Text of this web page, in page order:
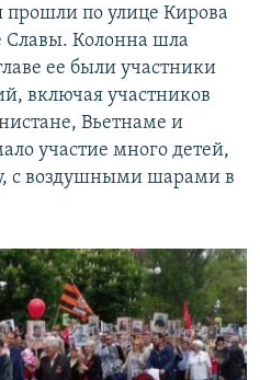
по улице Кирова
Славы. Колонна шла
ее были участники
включая участников
Вьетнаме и
участие много детей,
с воздушными шарами в